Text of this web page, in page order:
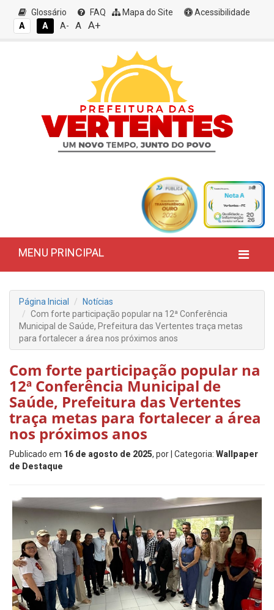
Glossário FAQ Mapa do Site
Acessibilidade
A
A A- A A+
MENU PRINCIPAL
Página Inicial
Notícias
Com forte participação popular na 12ª Conferência
Municipal de Saúde, Prefeitura das Vertentes traça metas
para fortalecer a área nos próximos anos
Com forte participação popular na
12ª Conferência Municipal de
Saúde, Prefeitura das Vertentes
traça metas para fortalecer a área
nos próximos anos
Publicado em 16 de agosto de 2025, por | Categoria: Wallpaper
de Destaque